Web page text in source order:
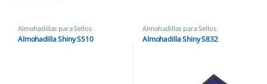
Almohadillas para Sellos
Automáticos ,Almohadillas Shiny
Almohadilla Shiny S510
Almohadillas para Sellos
Automáticos ,Almohadillas Shiny
Almohadilla Shiny S832